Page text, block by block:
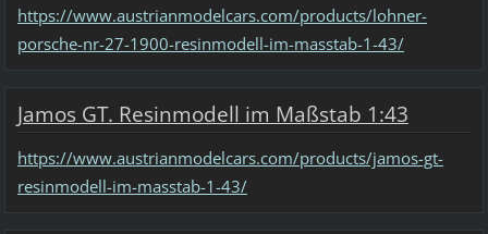
https://www.austrianmodelcars.com/products/lohner-
porsche-nr-27-1900-resinmodell-im-masstab-1-43/
Jamos GT. Resinmodell im Maßstab 1:43
https://www.austrianmodelcars.com/products/jamos-gt-
resinmodell-im-masstab-1-43/